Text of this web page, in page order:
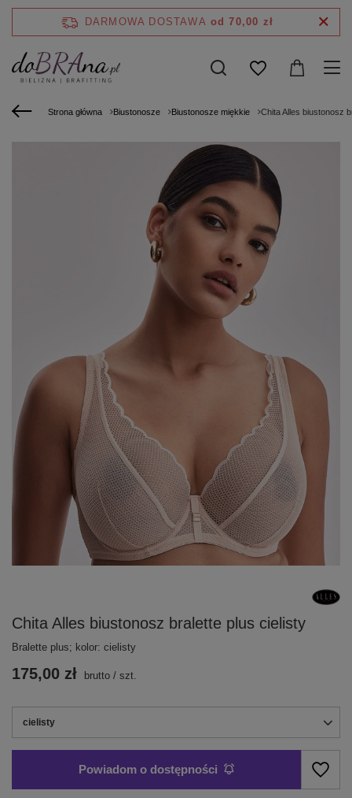
DARMOWA DOSTAWA od 70,00 zł
Strona główna Biustonosze Biustonosze miękkie Chita Alles biustonosz
Chita Alles biustonosz bralette plus cielisty
Bralette plus; kolor: cielisty
cielisty
175,00 zł brutto / szt.
Powiadom o dostępności